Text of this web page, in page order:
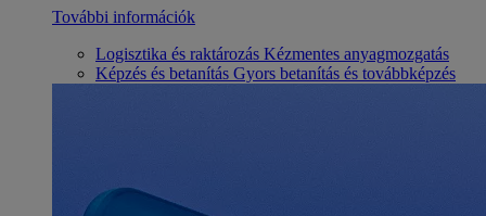
További információk
Logisztika és raktározás Kézmentes anyagmozgatás
Képzés és betanítás Gyors betanítás és továbbképzés